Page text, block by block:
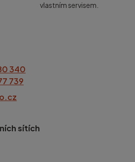
vlastním servisem.
340
739
sítích